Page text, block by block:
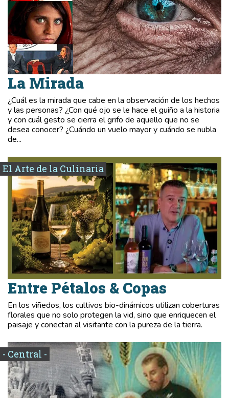
La Mirada
¿Cuál es la mirada que cabe en la observación de los hechos
y las personas? ¿Con qué ojo se le hace el guiño a la historia
y con cuál gesto se cierra el grifo de aquello que no se
desea conocer? ¿Cuándo un vuelo mayor y cuándo se nubla
de...
El Arte de la Culinaria
Entre Pétalos & Copas
En los viñedos, los cultivos bio-dinámicos utilizan coberturas
florales que no solo protegen la vid, sino que enriquecen el
paisaje y conectan al visitante con la pureza de la tierra.
- Central -